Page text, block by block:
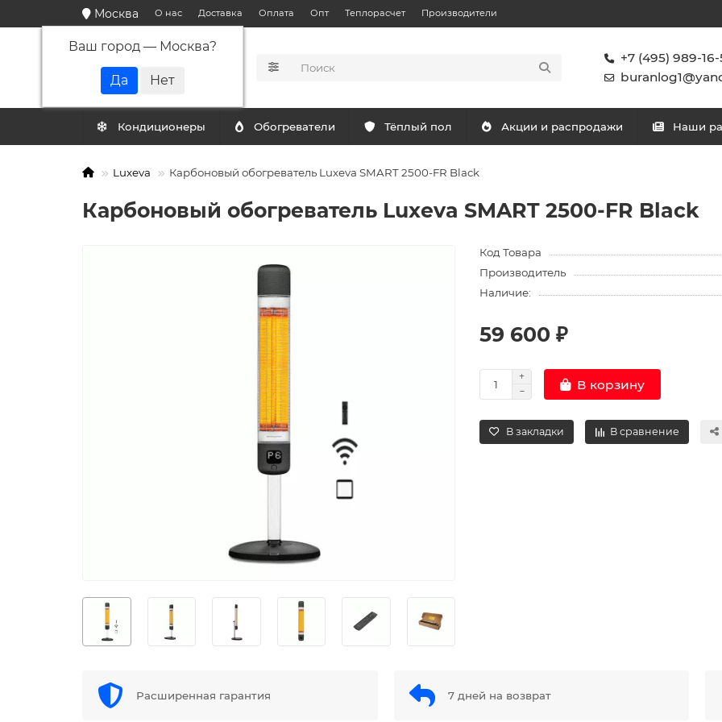
Москва
Ваш город — Москва?
О нас Доставка Оплата Опт Теплорасчет Производители
+7 (495) 989-16-
Кондиционеры Обогреватели Тёплый пол Акции и распродажи Наши
Luxeva Карбоновый обогреватель Luxeva SMART 2500-FR Black
Карбоновый обогреватель Luxeva SMART 2500-FR Black
Код Товара
Производитель
Наличие:
59 600 ₽
В корзину
В закладки В сравнение
Расширенная гарантия 7 дней на возврат